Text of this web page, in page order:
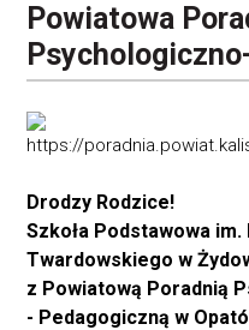
Powiatowa
Drodzy Rodzice!
Szkoła Podstawowa
Twardowskiego w
z Powiatową Poradnią
- Pedagogiczną w